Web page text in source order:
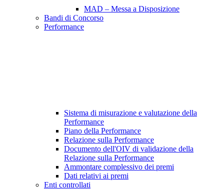
MAD – Messa a Disposizione
Bandi di Concorso
Performance
Sistema di misurazione e valutazione della
Performance
Piano della Performance
Relazione sulla Performance
Documento dell'OIV di validazione della
Relazione sulla Performance
Ammontare complessivo dei premi
Dati relativi ai premi
Enti controllati